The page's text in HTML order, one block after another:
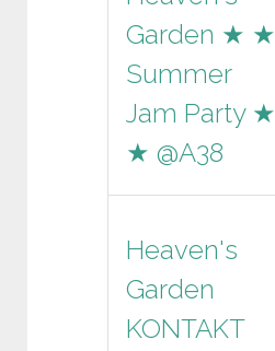
Garden ★ ★
Summer
Jam Party ★
★ @A38
Heaven's
Garden
KONTAKT